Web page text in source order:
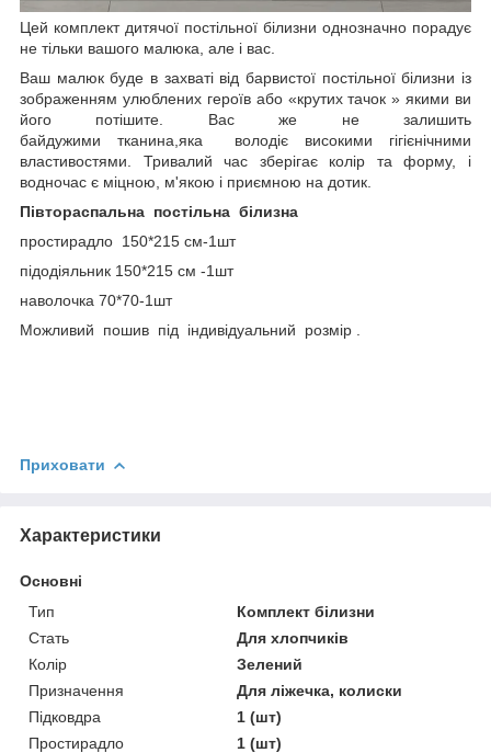
Цей комплект дитячої постільної білизни однозначно порадує
не тільки вашого малюка, але і вас.
Ваш малюк буде в захваті від барвистої постільної білизни із
зображенням улюблених героїв або «крутих тачок » якими ви
його потішите. Вас же не залишить
байдужими тканина,яка володіє високими гігієнічними
властивостями. Тривалий час зберігає колір та форму, і
водночас є міцною, м'якою і приємною на дотик.
Півтораспальна постільна білизна
простирадло 150*215 см-1шт
підодіяльник 150*215 см -1шт
наволочка 70*70-1шт
Можливий пошив під індивідуальний розмір .
Приховати
Характеристики
Основні
Тип
Комплект білизни
Стать
Для хлопчиків
Колір
Зелений
Призначення
Для ліжечка, колиски
Підковдра
1 (шт)
Простирадло
1 (шт)